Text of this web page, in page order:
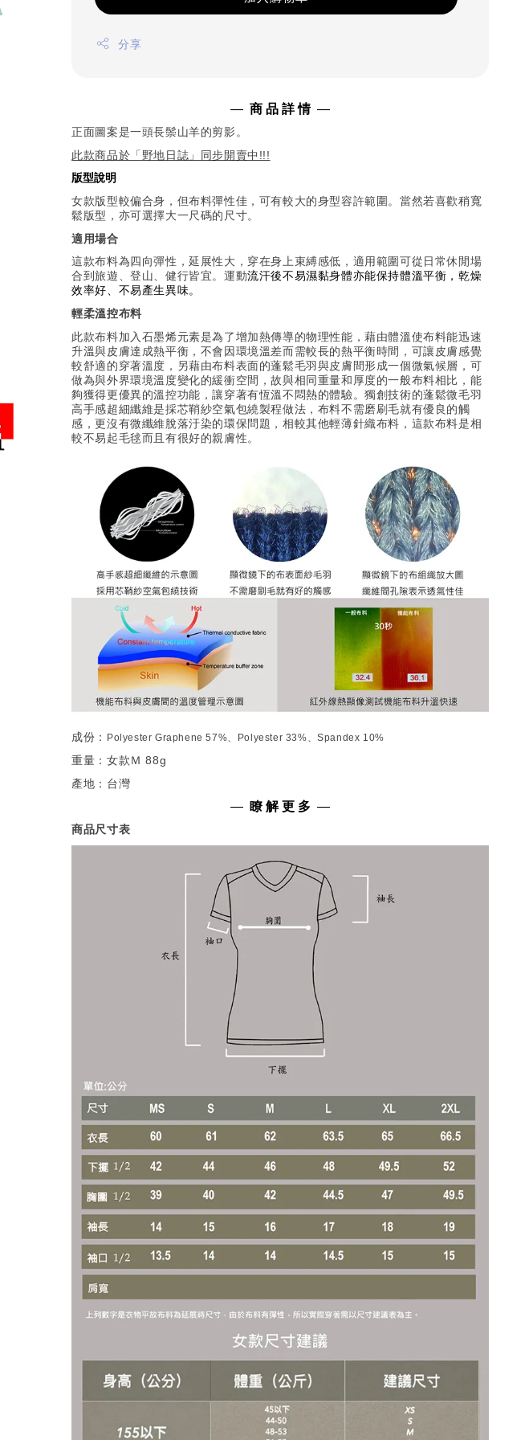
分享
—商 品 詳 情—
正面圖案是一頭長鬃山羊的剪影。
此款商品於「野地日誌」同步開賣中!!!
版型說明
女款版型較偏合身，但布料彈性佳，可有較大的身型容許範圍。當然若喜歡稍寬
鬆版型，亦可選擇大一尺碼的尺寸。
適用場合
這款布料為四向彈性，延展性大，穿在身上束縛感低， 適用範圍可從日常休閒場
合到旅遊、登山、健行皆宜。運動流汗後不易濕黏身體亦能保持體溫平衡，乾燥
效率好、不易產生異味。
輕柔溫控布料
此款布料加入石墨烯元素是為了增加熱傳導的物理性能，藉由體溫使布料能迅速
升溫與皮膚達成熱平衡，不會因環境溫差而需較長的熱平衡時間，可讓皮膚感覺
較舒適的穿著溫度，另藉由布料表面的蓬鬆毛羽與皮膚間形成一個微氣候層，可
做為與外界環境溫度變化的緩衝空間，故與相同重量和厚度的一般布料相比，能
夠獲得更優異的溫控功能，讓穿著有恆溫不悶熱的體驗。獨創技術的蓬鬆微毛羽
高手感超細纖維是採芯鞘紗空氣包繞製程做法，布料不需磨刷毛就有優良的觸
感，更沒有微纖維脫落汙染的環保問題，相較其他輕薄針織布料，這款布料是相
較不易起毛毬而且有很好的親膚性。
成份： Polyester Graphene 57%、Polyester 33%、Spandex 10%
重量：女款Ｍ 88g
產地：台灣
— 瞭 解 更 多 —
商品尺寸表